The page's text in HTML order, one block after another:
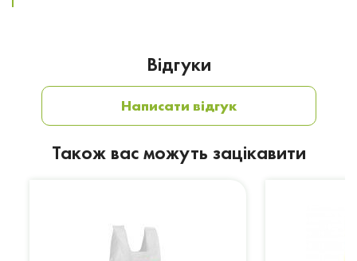
Відгуки
Написати відгук
Також вас можуть зацікавити